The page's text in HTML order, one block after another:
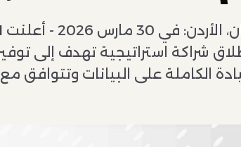
شراكة استراتيجية تهدف إلى
الكاملة على البيانات وتتوافق